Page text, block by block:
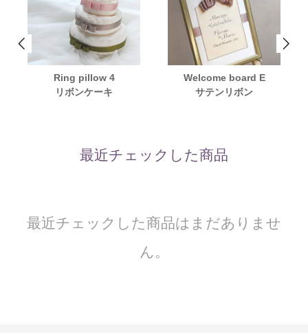
Ring pillow 4
リボンケーキ
Welcome board E
サテンリボン
最近チェックした商品
最近チェックした商品はまだありませ
ん。